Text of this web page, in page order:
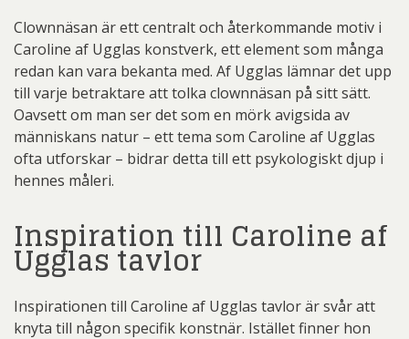
Clownnäsan är ett centralt och återkommande motiv i
Caroline af Ugglas konstverk, ett element som många
redan kan vara bekanta med. Af Ugglas lämnar det upp
till varje betraktare att tolka clownnäsan på sitt sätt.
Oavsett om man ser det som en mörk avigsida av
människans natur – ett tema som Caroline af Ugglas
ofta utforskar – bidrar detta till ett psykologiskt djup i
hennes måleri.
Inspiration till Caroline af
Ugglas tavlor
Inspirationen till Caroline af Ugglas tavlor är svår att
knyta till någon specifik konstnär. Istället finner hon